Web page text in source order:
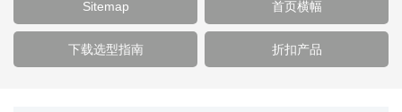
Sitemap 首页横幅
下载选型指南 折扣产品